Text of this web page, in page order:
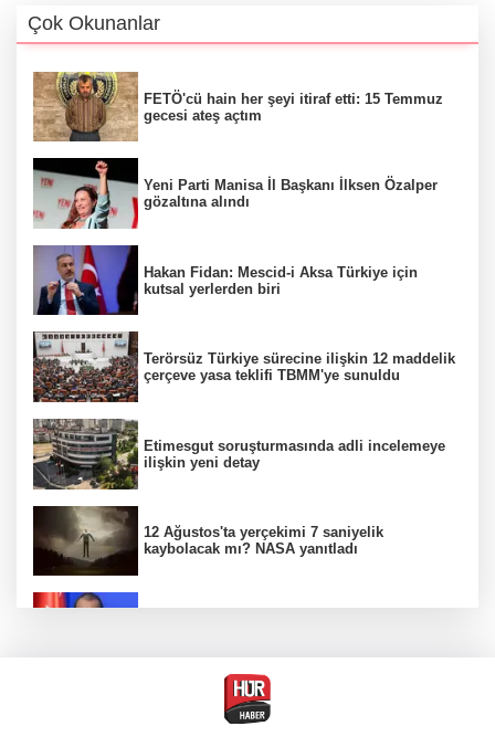
Çok Okunanlar
FETÖ'cü hain her şeyi itiraf etti: 15 Temmuz
gecesi ateş açtım
Yeni Parti Manisa İl Başkanı İlksen Özalper
gözaltına alındı
Hakan Fidan: Mescid-i Aksa Türkiye için
kutsal yerlerden biri
Terörsüz Türkiye sürecine ilişkin 12 maddelik
çerçeve yasa teklifi TBMM'ye sunuldu
Etimesgut soruşturmasında adli incelemeye
ilişkin yeni detay
12 Ağustos'ta yerçekimi 7 saniyelik
kaybolacak mı? NASA yanıtladı
Firari olarak aranıyordu! Menderes Belediye
Başkan Yardımcısı yakalandı